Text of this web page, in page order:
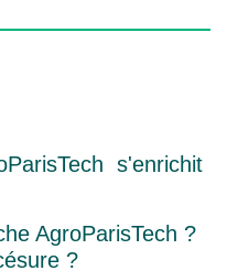
s'enrichit
AgroParisTech ?
?